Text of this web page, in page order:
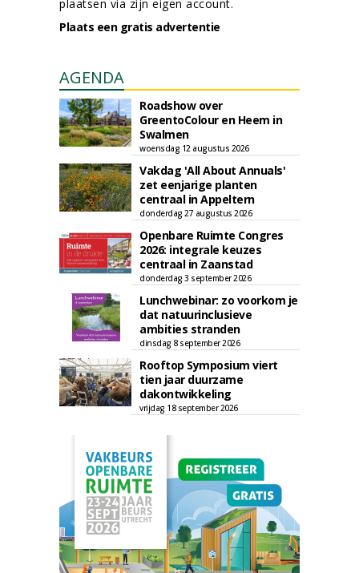
plaatsen via zijn eigen account.
Plaats een gratis advertentie
AGENDA
Roadshow over
GreentoColour en Heem in
Swalmen
woensdag 12 augustus 2026
Vakdag 'All About Annuals'
zet eenjarige planten
centraal in Appeltern
donderdag 27 augustus 2026
Openbare Ruimte Congres
2026: integrale keuzes
centraal in Zaanstad
donderdag 3 september 2026
Lunchwebinar: zo voorkom je
dat natuurinclusieve
ambities stranden
dinsdag 8 september 2026
Rooftop Symposium viert
tien jaar duurzame
dakontwikkeling
vrijdag 18 september 2026